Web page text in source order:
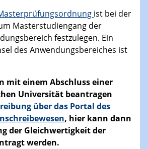
ist bei der
Masterstudiengang der
festzulegen. Ein
des Anwendungsbereiches ist
mit einem Abschluss einer
Universität beantragen
über das Portal des
, hier kann dann
der Gleichwertigkeit der
werden.